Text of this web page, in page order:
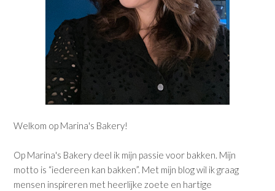
Welkom op Marina's Bakery!
Op Marina's Bakery deel ik mijn passie voor bakken. Mijn
motto is “iedereen kan bakken”. Met mijn blog wil ik graag
mensen inspireren met heerlijke zoete en hartige